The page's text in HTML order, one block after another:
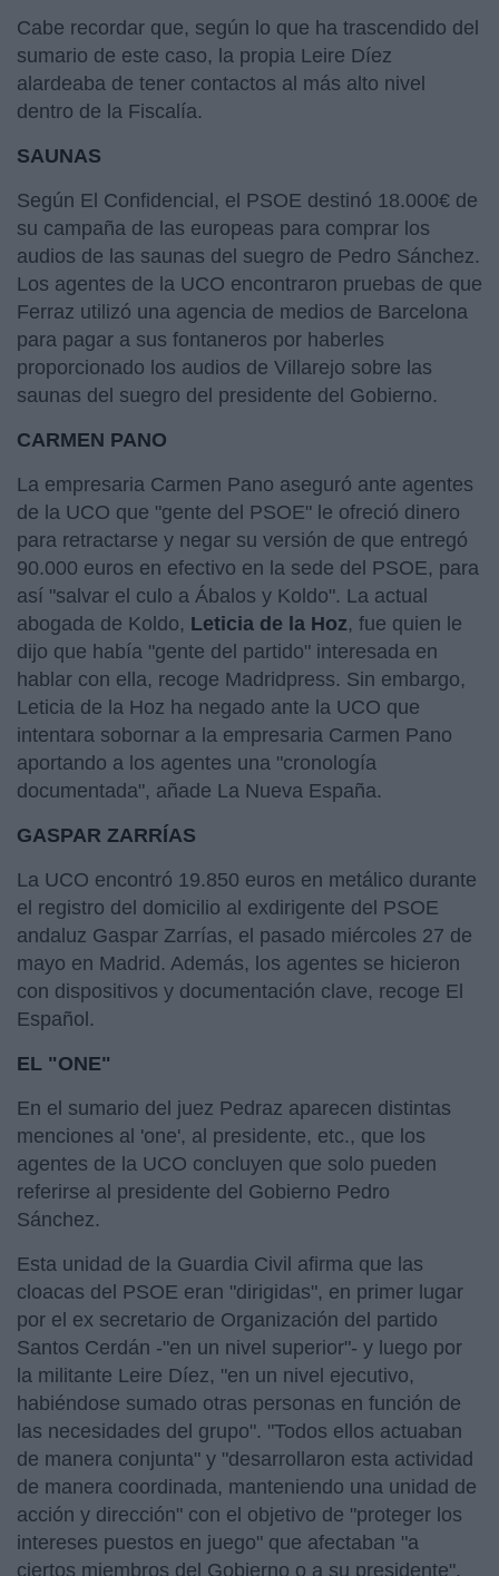
Cabe recordar que, según lo que ha trascendido del
sumario de este caso, la propia Leire Díez
alardeaba de tener contactos al más alto nivel
dentro de la Fiscalía.
SAUNAS
Según El Confidencial, el PSOE destinó 18.000€ de
su campaña de las europeas para comprar los
audios de las saunas del suegro de Pedro Sánchez.
Los agentes de la UCO encontraron pruebas de que
Ferraz utilizó una agencia de medios de Barcelona
para pagar a sus fontaneros por haberles
proporcionado los audios de Villarejo sobre las
saunas del suegro del presidente del Gobierno.
CARMEN PANO
La empresaria Carmen Pano aseguró ante agentes
de la UCO que "gente del PSOE" le ofreció dinero
para retractarse y negar su versión de que entregó
90.000 euros en efectivo en la sede del PSOE, para
así "salvar el culo a Ábalos y Koldo". La actual
abogada de Koldo, Leticia de la Hoz, fue quien le
dijo que había "gente del partido" interesada en
hablar con ella, recoge Madridpress. Sin embargo,
Leticia de la Hoz ha negado ante la UCO que
intentara sobornar a la empresaria Carmen Pano
aportando a los agentes una "cronología
documentada", añade La Nueva España.
GASPAR ZARRÍAS
La UCO encontró 19.850 euros en metálico durante
el registro del domicilio al exdirigente del PSOE
andaluz Gaspar Zarrías, el pasado miércoles 27 de
mayo en Madrid. Además, los agentes se hicieron
con dispositivos y documentación clave, recoge El
Español.
EL "ONE"
En el sumario del juez Pedraz aparecen distintas
menciones al 'one', al presidente, etc., que los
agentes de la UCO concluyen que solo pueden
referirse al presidente del Gobierno Pedro
Sánchez.
Esta unidad de la Guardia Civil afirma que las
cloacas del PSOE eran "dirigidas", en primer lugar
por el ex secretario de Organización del partido
Santos Cerdán -"en un nivel superior"- y luego por
la militante Leire Díez, "en un nivel ejecutivo,
habiéndose sumado otras personas en función de
las necesidades del grupo". "Todos ellos actuaban
de manera conjunta" y "desarrollaron esta actividad
de manera coordinada, manteniendo una unidad de
acción y dirección" con el objetivo de "proteger los
intereses puestos en juego" que afectaban "a
ciertos miembros del Gobierno o a su presidente".